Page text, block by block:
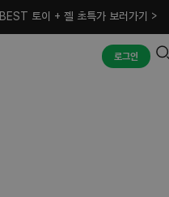
BEST 토이 + 젤 초특가 보러가기 >
로그인